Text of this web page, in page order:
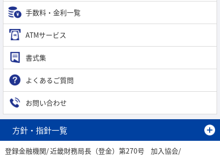
手数料・金利一覧
ATMサービス
書式集
よくあるご質問
お問い合わせ
方針・指針一覧
登録金融機関 近畿財務局長（登金）第270号
加入協会